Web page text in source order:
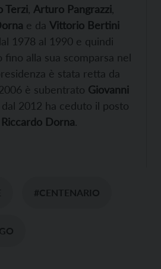
Terzi Arturo Pangrazzi
e da Vittorio Bertini
1978 al 1990 e quindi
alla sua scomparsa nel
è stata retta da
2006 è subentrato Giovanni
2012 ha ceduto il posto
Riccardo Dorna.
#CENTENARIO